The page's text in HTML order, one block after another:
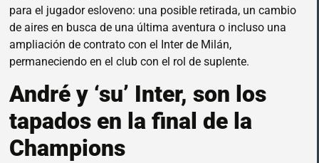
para el jugador esloveno: una posible retirada, un cambio
de aires en busca de una última aventura o incluso una
ampliación de contrato con el Inter de Milán,
permaneciendo en el club con el rol de suplente.
André y ‘su’ Inter, son los
tapados en la final de la
Champions